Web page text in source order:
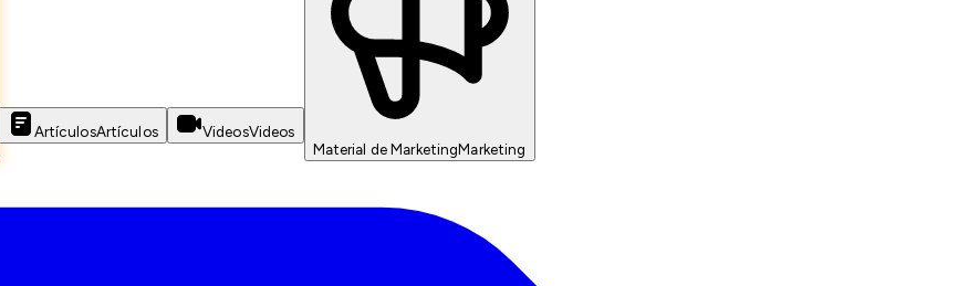
ArtículosArtículos VideosVideos
Material de MarketingMarketing